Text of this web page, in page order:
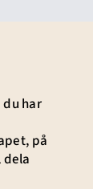
du har
på